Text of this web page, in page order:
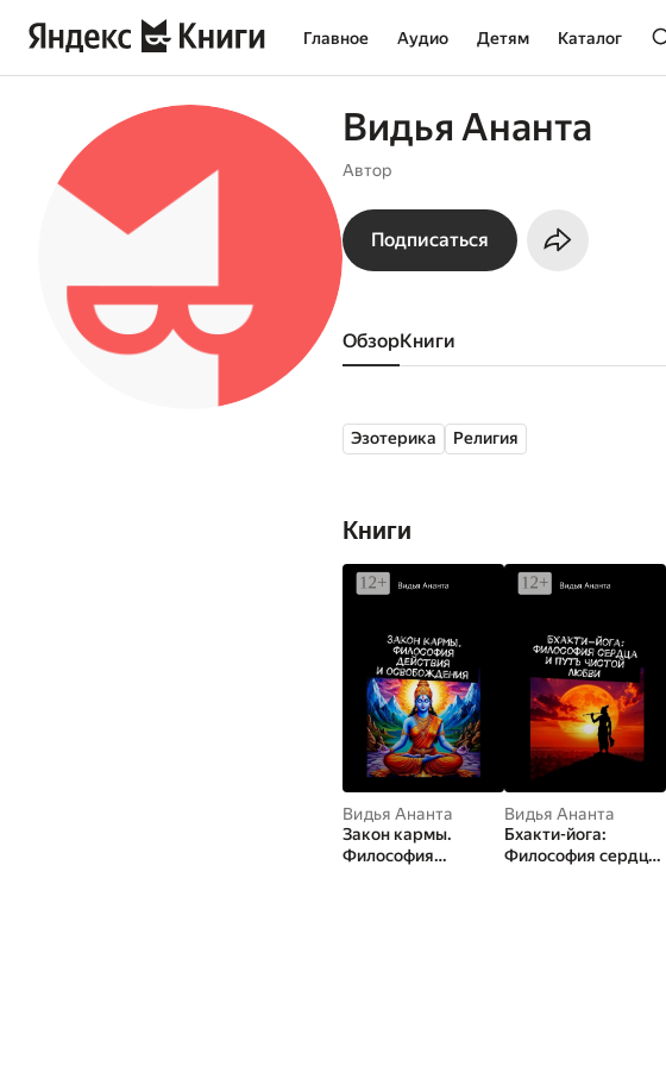
Главное Аудио Детям Каталог
Видья Ананта
Автор
Подписаться
Обзор книги
Эзотерика Религия
Книги
Видья Ананта
Закон кармы.
Философия
Видья Ананта
Бхакти-йога:
Философия сердца